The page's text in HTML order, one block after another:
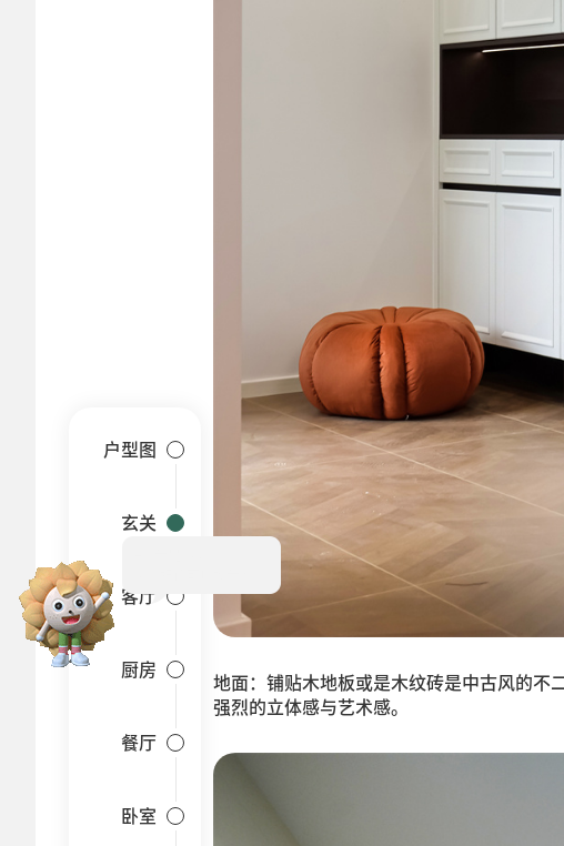
地面：铺贴木地板或是木纹砖是中古风的不
强烈的立体感与艺术感。
户型图
玄关
客厅
厨房
餐厅
卧室